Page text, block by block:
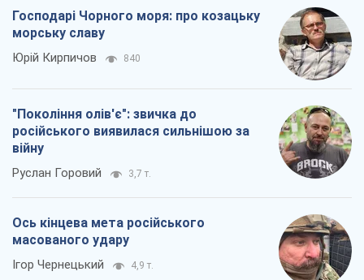
Господарі Чорного моря: про козацьку
морську славу
Юрій Кирпичов 840
"Покоління олів'є": звичка до
російського виявилася сильнішою за
війну
Руслан Горовий 3,7 т.
Ось кінцева мета російського
масованого удару
Ігор Чернецький 4,9 т.